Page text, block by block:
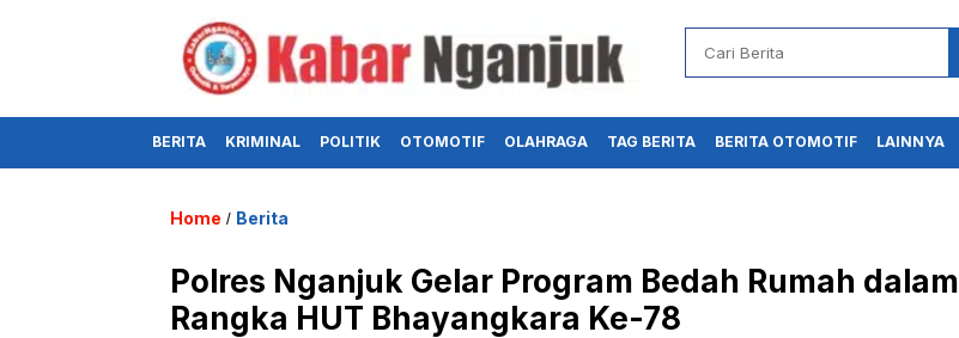
BERITA KRIMINAL POLITIK OTOMOTIF OLAHRAGA TAG BERITA BERITA OTOMOTIF LAINNYA
Home / Berita
Polres Nganjuk Gelar Program Bedah Rumah dalam
Rangka HUT Bhayangkara Ke-78